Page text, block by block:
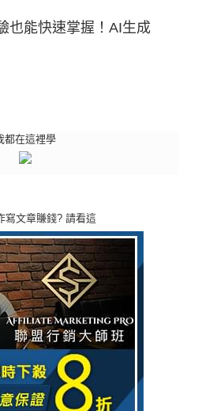
也能快速掌握！AI生成
都在這裡學
寫文章賺錢? 請看這